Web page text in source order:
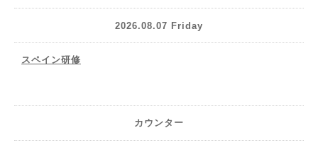
2026.08.07 Friday
スペイン研修
カウンター